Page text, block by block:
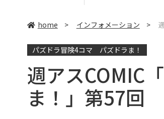
home > インフォメーション >
パズドラ冒険4コマ パズドラま！
週アスCOMIC
ま！」第57回